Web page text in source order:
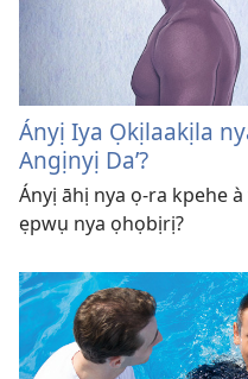
Ányị Iya Ọkịlaakịla
Angịnyị Da’?
Ányị āhị nya ọ-ra kpehe
ẹpwụ nya ọhọbịrị?